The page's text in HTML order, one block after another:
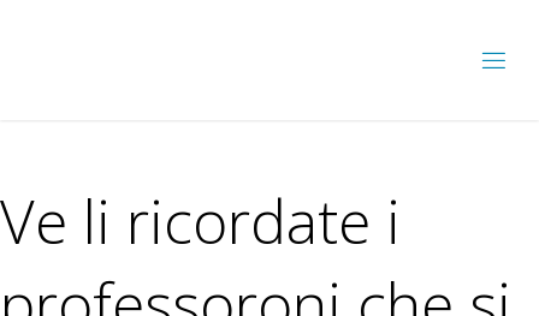
Ve li ricordate i